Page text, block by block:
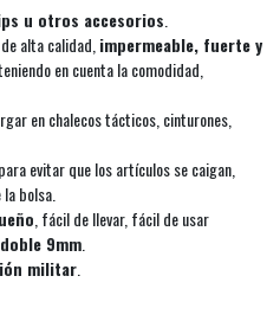
u otros accesorios
de alta calidad, impermeable, fuerte y
en cuenta la comodidad,
en chalecos tácticos, cinturones,
evitar que los artículos se caigan,
bolsa.
, fácil de llevar, fácil de usar
9mm
militar